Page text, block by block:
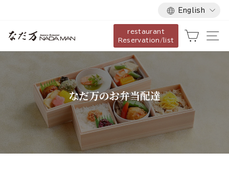
content
Language
English
restaurant
Reservation/list
Cart
なだ万のお弁当配達